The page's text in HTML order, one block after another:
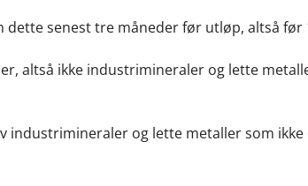
dette senest tre måneder før utløp, altså før
altså ikke industrimineraler og lette
industrimineraler og lette metaller som